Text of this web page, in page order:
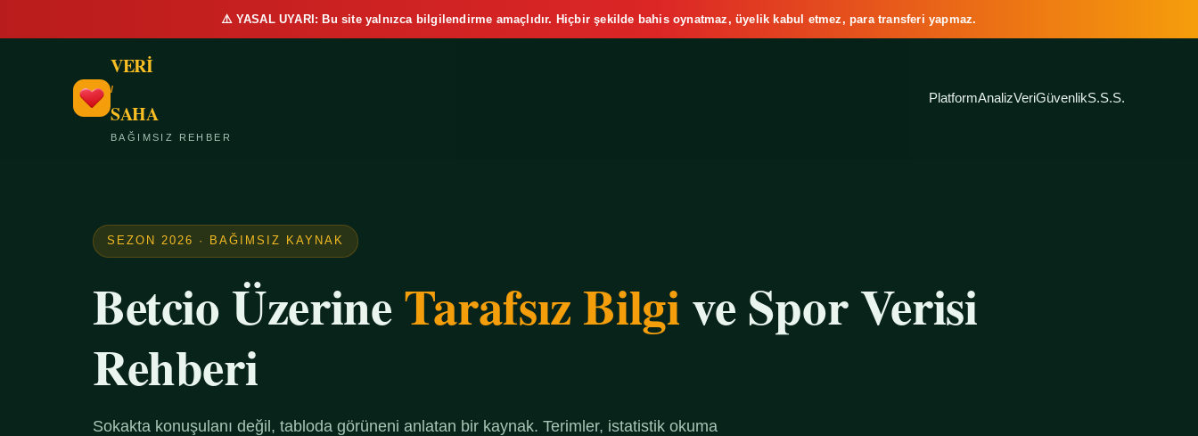
⚠️ YASAL UYARI: Bu site yalnızca bilgilendirme amaçlıdır. Hiçbir şekilde bahis oynatmaz, üyelik kabul etmez, para transferi yapmaz.
VERİ
/
SAHA
BAĞIMSIZ REHBER
PlatformAnalizVeriGüvenlikS.S.S.
SEZON 2026 · BAĞIMSIZ KAYNAK
Betcio ÜzerineTarafsız Bilgive Spor Verisi
Rehberi
Sokakta konuşulanı değil, tabloda görüneni anlatan bir kaynak. Terimler, istatistik okuma